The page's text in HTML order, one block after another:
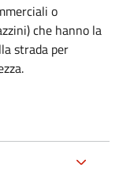
o
che hanno la
strada per